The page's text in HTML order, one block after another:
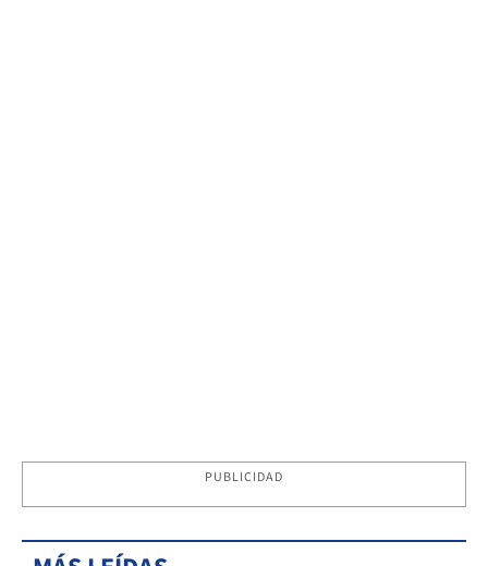
PUBLICIDAD